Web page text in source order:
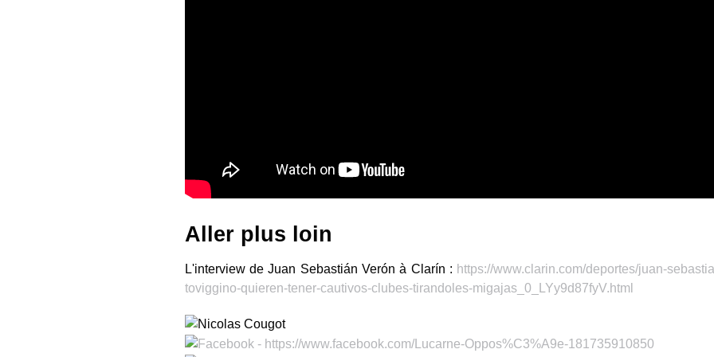
Aller plus loin
L'interview de Juan Sebastián Verón à Clarín : https://www.clarin.com/deportes/juan-
toviggino-quieren-tener-cautivos-clubes-tirandoles-migajas_0_LYy9d87fyV.html